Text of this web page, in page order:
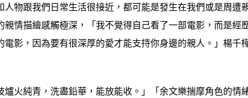
物跟我們日常生活很接近，都可能是發生在我們或是周遭
情描繪感觸極深，「我不覺得自己看了一部電影，而是經
影，因為要有很深厚的愛才能支持你身邊的親人。」楊千
火純青，洗盡鉛華，能放能收。」「余文樂揣摩角色的情